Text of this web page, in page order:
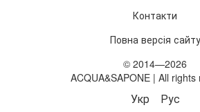
Контакти
Повна версія сайту
© 2014—2026
ACQUA&SAPONE | All rights
Укр Рус